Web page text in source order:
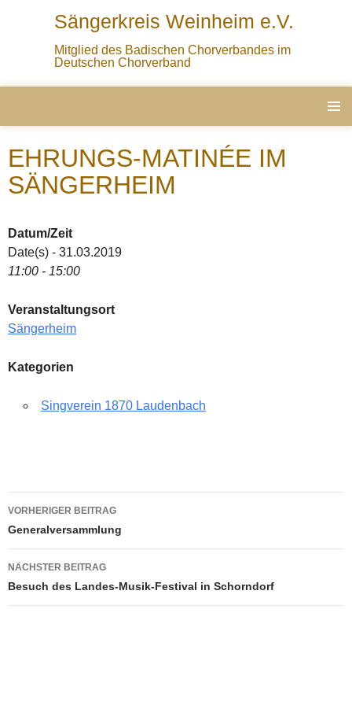
Sängerkreis Weinheim e.V.
Mitglied des Badischen Chorverbandes im
Deutschen Chorverband
SPRINGEN
EHRUNGS-MATINÉE IM
SÄNGERHEIM
Datum/Zeit
Date(s) - 31.03.2019
11:00 - 15:00
Veranstaltungsort
Sängerheim
Kategorien
Singverein 1870 Laudenbach
Beitragsnavigation
VORHERIGER BEITRAG
Generalversammlung
NÄCHSTER BEITRAG
Besuch des Landes-Musik-Festival in Schorndorf